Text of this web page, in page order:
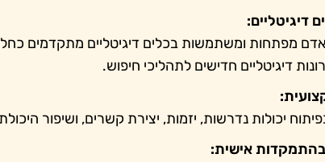
דיגיטליים:
מפתחות ומשתמשות בכלים דיגיטליים מתקדמים
דיגיטליים חדישים לתהליכי חיפוש.
יכולות נדרשות, יזמות, יצירת קשרים, ושיפור
אישית: